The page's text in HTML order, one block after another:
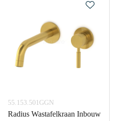
55.153.501GGN
Radius Wastafelkraan Inbouw